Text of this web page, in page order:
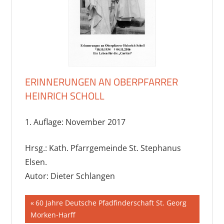
ERINNERUNGEN AN OBERPFARRER
HEINRICH SCHOLL
1. Auflage: November 2017
Hrsg.: Kath. Pfarrgemeinde St. Stephanus
Elsen.
Autor: Dieter Schlangen
Beitragsnavigation
Vorheriger
Beitrag:
60 Jahre Deutsche Pfadfinderschaft St. Georg
Morken-Harff